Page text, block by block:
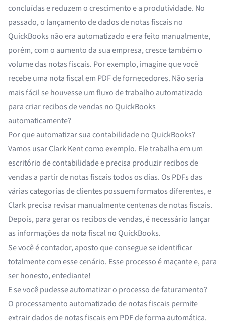
concluídas e reduzem o crescimento e a produtividade. No
passado, o lançamento de dados de notas fiscais no
QuickBooks não era automatizado e era feito manualmente,
porém, com o aumento da sua empresa, cresce também o
volume das notas fiscais. Por exemplo, imagine que você
recebe uma nota fiscal em PDF de fornecedores. Não seria
mais fácil se houvesse um fluxo de trabalho automatizado
para criar recibos de vendas no QuickBooks
automaticamente?
Por que automatizar sua contabilidade no QuickBooks?
Vamos usar Clark Kent como exemplo. Ele trabalha em um
escritório de contabilidade e precisa produzir recibos de
vendas a partir de notas fiscais todos os dias. Os PDFs das
várias categorias de clientes possuem formatos diferentes, e
Clark precisa revisar manualmente centenas de notas fiscais.
Depois, para gerar os recibos de vendas, é necessário lançar
as informações da nota fiscal no QuickBooks.
Se você é contador, aposto que consegue se identificar
totalmente com esse cenário. Esse processo é maçante e, para
ser honesto, entediante!
E se você pudesse automatizar o processo de faturamento?
O processamento automatizado de notas fiscais permite
extrair dados de notas fiscais em PDF de forma automática.